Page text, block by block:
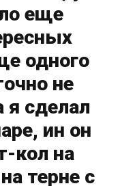
еще
одного
не
я сделал
ин он
кол на
терне с